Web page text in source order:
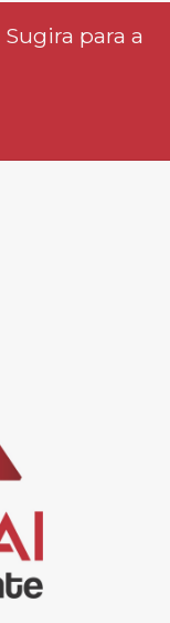
Sugira para a